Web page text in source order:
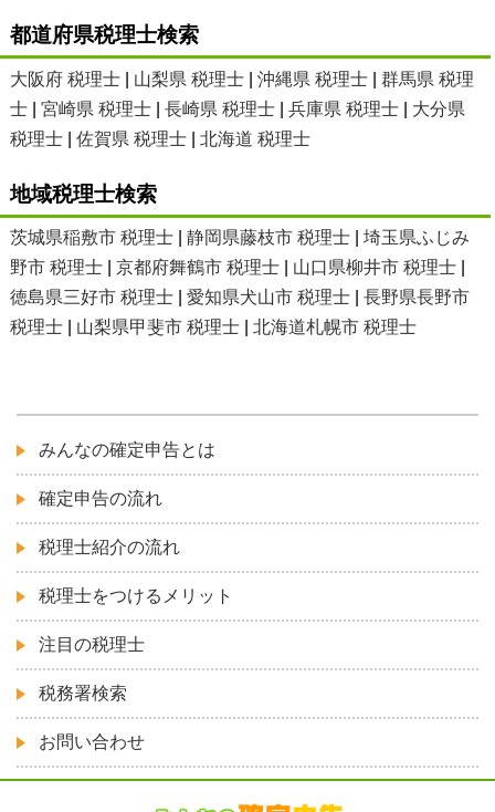
都道府県税理士検索
大阪府 税理士| 山梨県 税理士| 沖縄県 税理士| 群馬県 税理
士| 宮崎県 税理士| 長崎県 税理士| 兵庫県 税理士| 大分県
税理士| 佐賀県 税理士| 北海道 税理士
地域税理士検索
茨城県稲敷市 税理士| 静岡県藤枝市 税理士| 埼玉県ふじみ
野市 税理士| 京都府舞鶴市 税理士| 山口県柳井市 税理士|
徳島県三好市 税理士| 愛知県犬山市 税理士| 長野県長野市
税理士| 山梨県甲斐市 税理士| 北海道札幌市 税理士
みんなの確定申告とは
確定申告の流れ
税理士紹介の流れ
税理士をつけるメリット
注目の税理士
税務署検索
お問い合わせ